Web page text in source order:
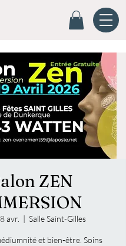
ZEN
avr.
  |
Salle Saint-Gilles
et bien-être. Soins